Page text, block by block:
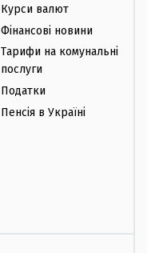
Курси валют
Фінансові новини
Тарифи на комунальні
послуги
Податки
Пенсія в Україні